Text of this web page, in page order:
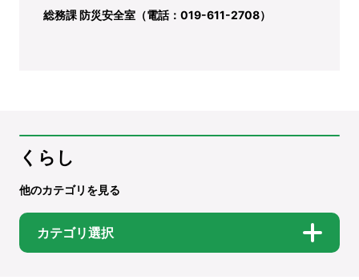
総務課 防災安全室（電話：019-611-2708）
くらし
他のカテゴリを見る
カテゴリ選択